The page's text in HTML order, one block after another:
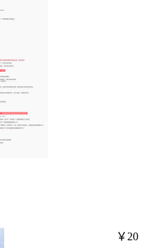
￥20